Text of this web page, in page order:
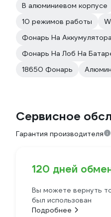
В алюминиевом корпусе
10 режимов работы
Фонарь На
Фонарь На Лоб На
18650 Фонарь
Сервисное
Гарантия производителя
120 дней
Вы можете вернуть
был использован
Подробнее